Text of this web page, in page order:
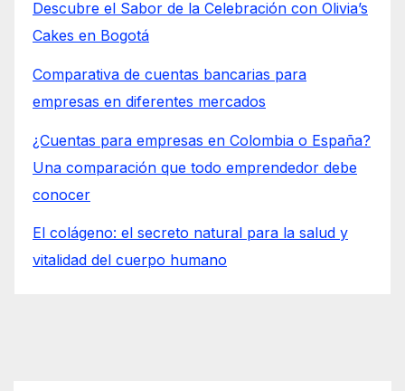
Descubre el Sabor de la Celebración con Olivia’s
Cakes en Bogotá
Comparativa de cuentas bancarias para
empresas en diferentes mercados
¿Cuentas para empresas en Colombia o España?
Una comparación que todo emprendedor debe
conocer
El colágeno: el secreto natural para la salud y
vitalidad del cuerpo humano